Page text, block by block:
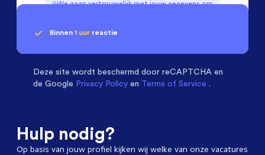
We gaan vertrouwelijk met jouw gegevens om
Binnen 1 uur reactie
Deze site wordt beschermd door reCAPTCHA en
de Google Privacy Policy en Terms of Service .
Hulp nodig?
Op basis van jouw profiel kijken wij welke van onze vacatures